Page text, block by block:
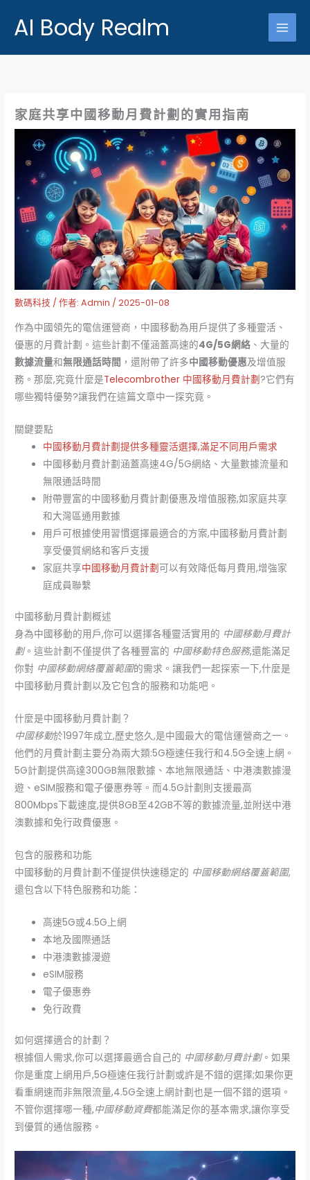
AI Body Realm
家庭共享中國移動月費計劃的實用指南
數碼科技 / 作者:Admin /2025-01-08
作為中國領先的電信運營商，中國移動為用戶提供了多種靈活、
優惠的月費計劃。這些計劃不僅涵蓋高速的4G/5G網絡 、大量的
數據流量和無限通話時間 ，還附帶了許多中國移動優惠及增值服
務。那麼,究竟什麼是Telecombrother 中國移動月費計劃?它們有
哪些獨特優勢?讓我們在這篇文章中一探究竟。
關鍵要點
中國移動月費計劃提供多種靈活選擇,滿足不同用戶需求
中國移動月費計劃涵蓋高速4G/5G網絡、大量數據流量和
無限通話時間
附帶豐富的中國移動月費計劃優惠及增值服務,如家庭共享
和大灣區通用數據
用戶可根據使用習慣選擇最適合的方案,中國移動月費計劃
享受優質網絡和客戶支援
家庭共享中國移動月費計劃可以有效降低每月費用,增強家
庭成員聯繫
中國移動月費計劃概述
身為中國移動的用戶,你可以選擇各種靈活實用的 中國移動月費計
劃。這些計劃不僅提供了各種豐富的 中國移動特色服務,還能滿足
你對 中國移動網絡覆蓋範圍的需求。讓我們一起探索一下,什麼是
中國移動月費計劃以及它包含的服務和功能吧。
什麼是中國移動月費計劃？
中國移動於1997年成立,歷史悠久,是中國最大的電信運營商之一。
他們的月費計劃主要分為兩大類:5G極速任我行和4.5G全速上網。
5G計劃提供高達300GB無限數據、本地無限通話、中港澳數據漫
遊、eSIM服務和電子優惠券等。而4.5G計劃則支援最高
800Mbps下載速度,提供8GB至42GB不等的數據流量,並附送中港
澳數據和免行政費優惠。
包含的服務和功能
中國移動的月費計劃不僅提供快速穩定的 中國移動網絡覆蓋範圍,
還包含以下特色服務和功能：
高速5G或4.5G上網
本地及國際通話
中港澳數據漫遊
eSIM服務
電子優惠券
免行政費
如何選擇適合的計劃？
根據個人需求,你可以選擇最適合自己的 中國移動月費計劃。如果
你是重度上網用戶,5G極速任我行計劃或許是不錯的選擇;如果你更
看重網速而非無限流量,4.5G全速上網計劃也是一個不錯的選項。
不管你選擇哪一種,中國移動資費都能滿足你的基本需求,讓你享受
到優質的通信服務。